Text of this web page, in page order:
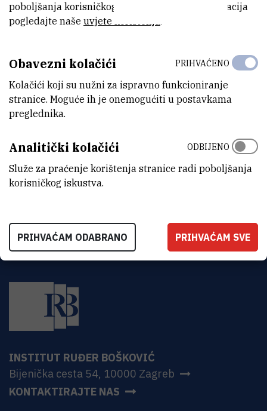
1217
ZAVOD
ADRESA
Institut Ruđer Bošković
Bijenička 54
HR-10000 Zagreb
INSTITUT RUĐER BOŠKOVIĆ
Bijenička cesta 54, 10000 Zagreb
KONTAKTIRAJTE NAS
poboljšanja korisničkog iskustva. Za više informacija
pogledajte naše uvjete korištenja.
Obavezni kolačići
Kolačići koji su nužni za ispravno funkcioniranje
stranice. Moguće ih je onemogućiti u postavkama
preglednika.
PRIHVAĆENO
Analitički kolačići
Služe za praćenje korištenja stranice radi poboljšanja
korisničkog iskustva.
ODBIJENO
PRIHVAĆAM ODABRANO PRIHVAĆAM SVE